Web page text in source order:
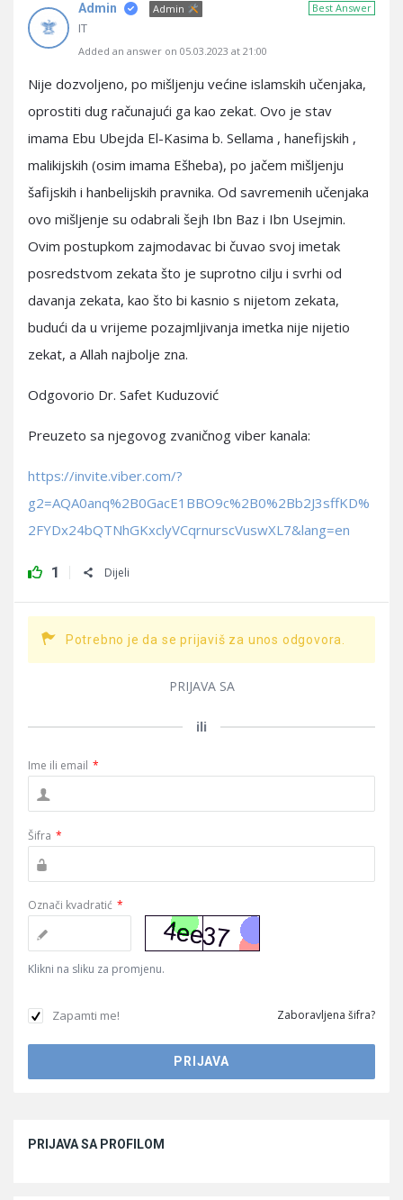
Best Answer
Admin Admin
IT
Added an answer on 05.03.2023 at 21:00
Nije dozvoljeno, po mišljenju većine islamskih učenjaka,
oprostiti dug računajući ga kao zekat. Ovo je stav
imama Ebu Ubejda El-Kasima b. Sellama , hanefijskih ,
malikijskih (osim imama Ešheba), po jačem mišljenju
šafijskih i hanbelijskih pravnika. Od savremenih učenjaka
ovo mišljenje su odabrali šejh Ibn Baz i Ibn Usejmin.
Ovim postupkom zajmodavac bi čuvao svoj imetak
posredstvom zekata što je suprotno cilju i svrhi od
davanja zekata, kao što bi kasnio s nijetom zekata,
budući da u vrijeme pozajmljivanja imetka nije nijetio
zekat, a Allah najbolje zna.
Odgovorio Dr. Safet Kuduzović
Preuzeto sa njegovog zvaničnog viber kanala:
https://invite.viber.com/?
g2=AQA0anq%2B0GacE1BBO9c%2B0%2Bb2J3sffKD%
2FYDx24bQTNhGKxclyVCqrnurscVuswXL7&lang=en
1 Dijeli
Potrebno je da se prijaviš za unos odgovora.
PRIJAVA SA
ili
Ime ili email *
Šifra *
Označi kvadratić *
Klikni na sliku za promjenu.
Zapamti me! Zaboravljena šifra?
PRIJAVA SA PROFILOM